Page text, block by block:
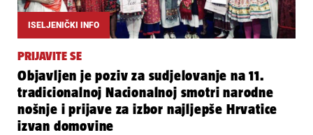
ISELJENIČKI INFO
PRIJAVITE SE
Objavljen je poziv za sudjelovanje na 11.
tradicionalnoj Nacionalnoj smotri narodne
nošnje i prijave za izbor najljepše Hrvatice
izvan domovine